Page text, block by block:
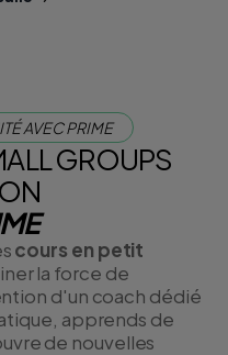
AVEC PRIME
GROUPS
cours en petit
la force de
d'un coach dédié
apprends de
de nouvelles